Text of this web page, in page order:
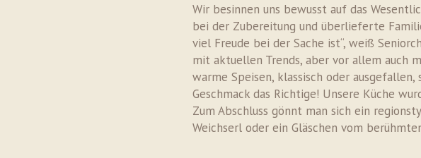
Wir besinnen uns bewusst auf das
bei der Zubereitung und überlieferte
viel Freude bei der Sache ist“, weiß
mit aktuellen Trends, aber vor allem auch
warme Speisen, klassisch oder
Geschmack das Richtige! Unsere Küche
Zum Abschluss gönnt man sich ein
Weichserl oder ein Gläschen vom